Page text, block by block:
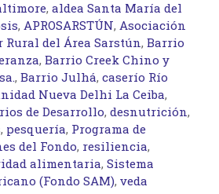
,aldea Santa María del
,APROSARSTÚN,Asociación
Rural del Área Sarstún,Barrio
,Barrio Creek Chino y
,Barrio Julhá,caserío Río
Nueva Delhi La Ceiba,
de Desarrollo,desnutrición,
, pesquería, Programa de
del Fondo, resiliencia,
alimentaria,Sistema
(Fondo SAM),veda